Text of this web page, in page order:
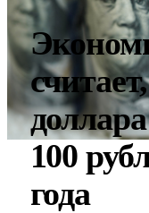
100
года